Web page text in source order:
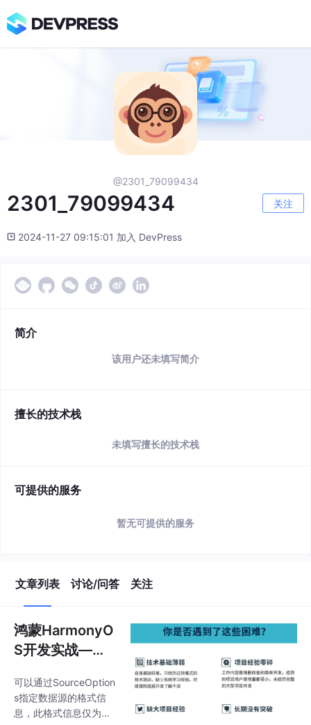
@2301_79099434
2301_79099434 关注
2024-11-27 09:15:01 加入 DevPress
简介
该用户还未填写简介
擅长的技术栈
未填写擅长的技术栈
可提供的服务
暂无可提供的服务
文章列表 讨论/问答 关注
鸿蒙HarmonyO
S开发实战—多
开发 一），202
4年最新写给互
可以通过SourceOption
s指定数据源的格式信
息，此格式信息仅为提